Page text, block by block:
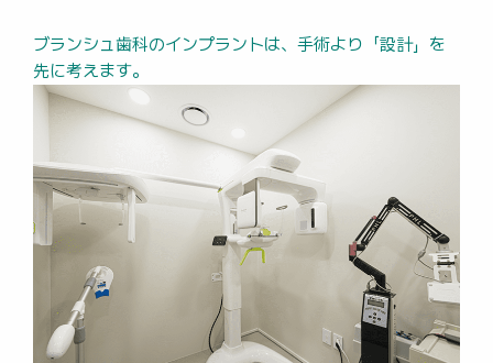
ブランシュ歯科のインプラントは、手術より「設計」を
先に考えます。